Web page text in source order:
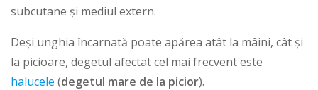
subcutane și mediul extern.
Deși unghia încarnată poate apărea atât la mâini, cât și
la picioare, degetul afectat cel mai frecvent este
halucele (degetul mare de la picior).